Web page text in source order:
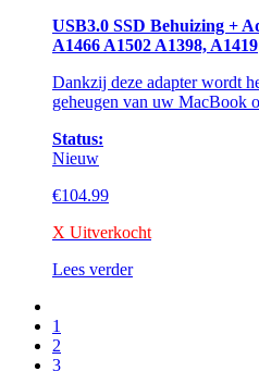
USB3.0 SSD Behuizing +
A1466 A1502 A1398, A1419
Dankzij deze adapter wordt
geheugen van uw MacBook
Status:
Nieuw
€104.99
X Uitverkocht
Lees verder
1
2
3